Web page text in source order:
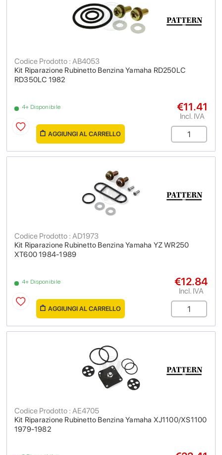
Kit Riparazione Rubinetto Benzina Yamaha RD250LC
RD350LC 1982
Codice Prodotto : AB4053
4+ Disponibile €11.41
Incl. IVA
AGGIUNGI AL CARRELLO
Kit Riparazione Rubinetto Benzina Yamaha YZ WR250
XT600 1984-1989
Codice Prodotto : AD1973
4+ Disponibile €12.84
Incl. IVA
AGGIUNGI AL CARRELLO
Kit Riparazione Rubinetto Benzina Yamaha XJ1100/XS1100
1979-1982
Codice Prodotto : AE4705